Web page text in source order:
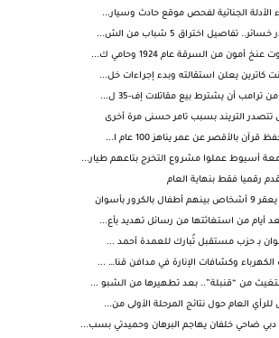
الأدلة الجنائية لفحص موقع حادث وسيار...
أمون من السرقة عام 1924 وحامي ك...
كاترين يعلن استقالته وبدء إجراءات خل...
ترامب أن يشترط بيع مقاتلات إف-35 ل...
التريند بسبب تامر حسنى مرة أخرى
بالأقصر عن عمر يناهز 100 عام ا...
أسيوط عملوا مشروع التخرج بتاعهم طيار...
بأسوان
أيام من استغاثتها من رسائل تهديد بأع...
بـ حزب مستقبل تُبارك للعمدة أحمد ...
وكشافات الإنارة في مدافن قنا… ...
من “قنبلة”.. بعد تطهيرها من الشبو ...
العام حول نتائج المرحلة الأولى من...
ضاحي خلفان يهاجم البرهان وحميدتي بسب...